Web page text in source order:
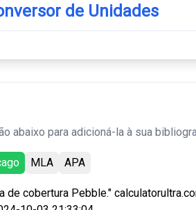
de Unidades
abaixo para adicioná-la à sua
MLA APA
de cobertura Pebble."